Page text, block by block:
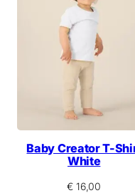
n
g
i
c
e
P
r
e
i
s
w
t
:
Baby Creator T-
White
€ 16,00